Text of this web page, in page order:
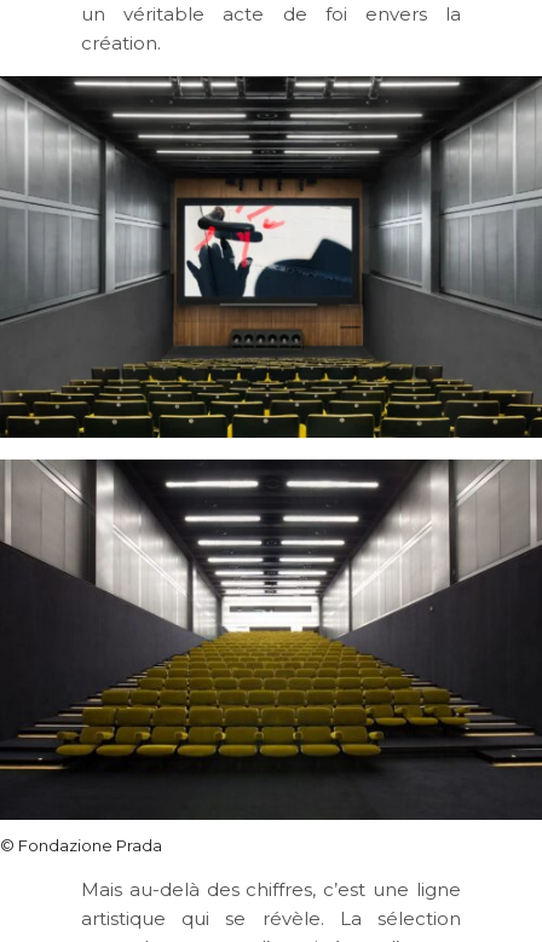
un véritable acte de foi envers la
création.
© Fondazione Prada
Mais au-delà des chiffres, c’est une ligne
artistique qui se révèle. La sélection